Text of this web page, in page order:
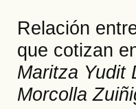
Relación
que cotizan
Maritza Yudit
Morcolla